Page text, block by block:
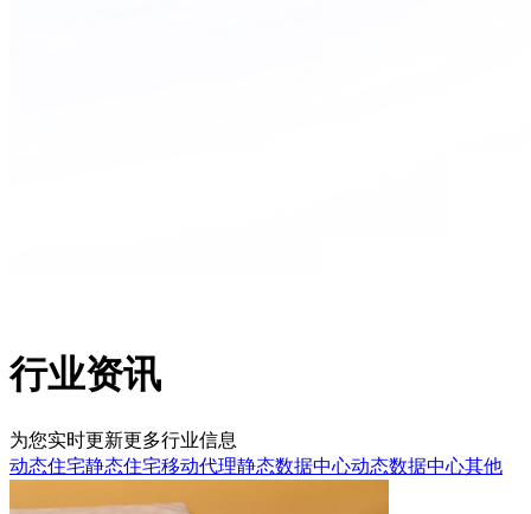
行业资讯
为您实时更新更多行业信息
动态住宅静态住宅移动代理静态数据中心动态数据中心其他